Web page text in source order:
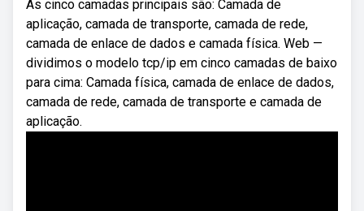
As cinco camadas principais são: Camada de
aplicação, camada de transporte, camada de rede,
camada de enlace de dados e camada física. Web —
dividimos o modelo tcp/ip em cinco camadas de baixo
para cima: Camada física, camada de enlace de dados,
camada de rede, camada de transporte e camada de
aplicação.